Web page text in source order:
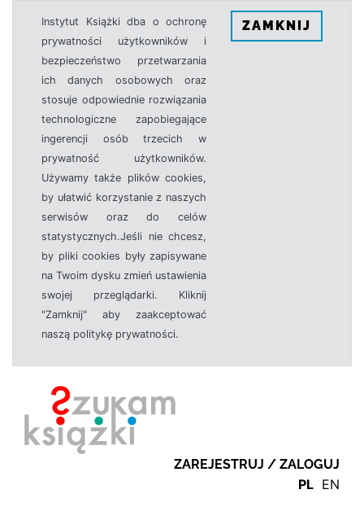
Instytut Książki dba o ochronę
prywatności użytkowników i
bezpieczeństwo przetwarzania
ich danych osobowych oraz
stosuje odpowiednie rozwiązania
technologiczne zapobiegające
ingerencji osób trzecich w
prywatność użytkowników.
Używamy także plików cookies,
by ułatwić korzystanie z naszych
serwisów oraz do celów
statystycznych.Jeśli nie chcesz,
by pliki cookies były zapisywane
na Twoim dysku zmień ustawienia
swojej przeglądarki. Kliknij
"Zamknij" aby zaakceptować
naszą politykę prywatności.
ZAMKNIJ
ZAREJESTRUJ / ZALOGUJ
PL EN